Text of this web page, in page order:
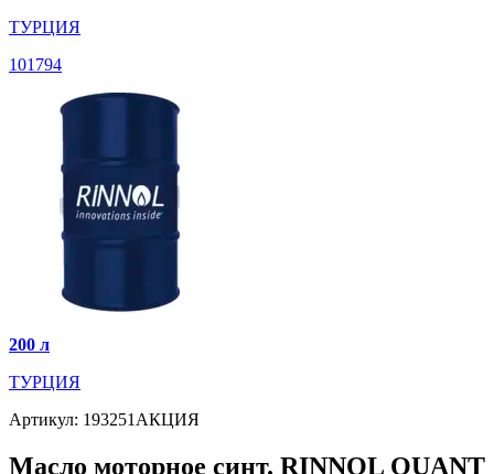
ТУРЦИЯ
101794
200 л
ТУРЦИЯ
Артикул: 193251АКЦИЯ
Масло моторное синт. RINNOL QUANT